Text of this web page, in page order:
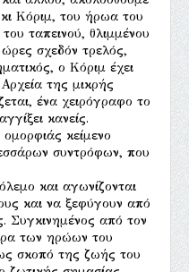
Κόριμ, του ήρωα του
ταπεινού, θλιμμένου
σχεδόν τρελός,
ο Κόριμ έχει
της μικρής
ένα χειρόγραφο το
κανείς.
κείμενο
συντρόφων, που
και αγωνίζονται
και να ξεφύγουν από
Συγκινημένος από τον
των ηρώων του
σκοπό της ζωής του